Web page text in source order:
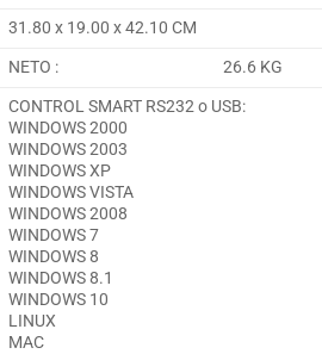
31.80 x 19.00 x 42.10 CM
NETO : 26.6 KG
CONTROL SMART RS232 o USB:
WINDOWS 2000
WINDOWS 2003
WINDOWS XP
WINDOWS VISTA
WINDOWS 2008
WINDOWS 7
WINDOWS 8
WINDOWS 8.1
WINDOWS 10
LINUX
MAC